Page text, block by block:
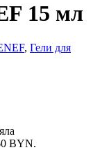
15 мл
, Гели для
BYN.